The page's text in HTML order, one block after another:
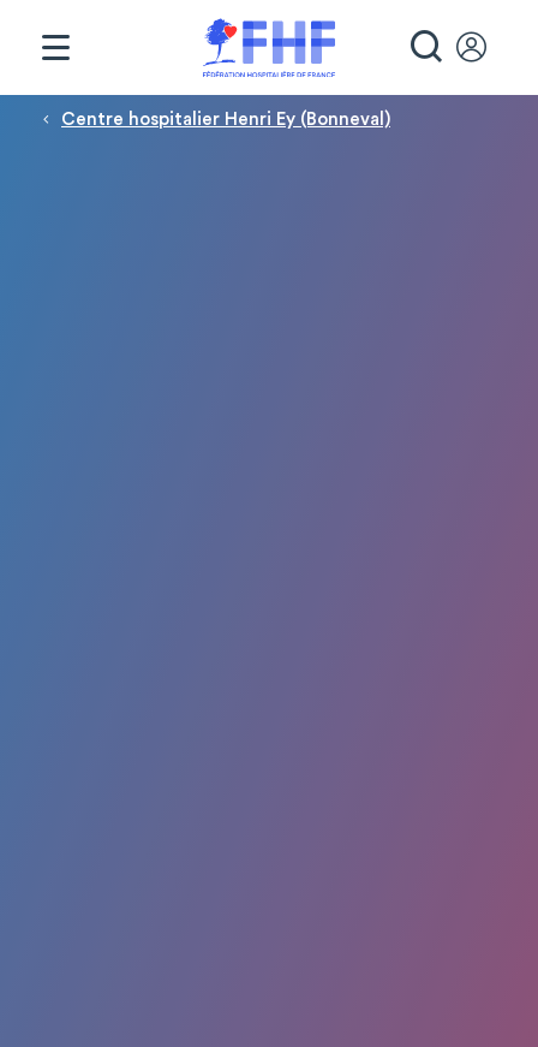
Fil d'Ariane
Centre hospitalier Henri Ey (Bonneval)
Panneau de gestion des cookies